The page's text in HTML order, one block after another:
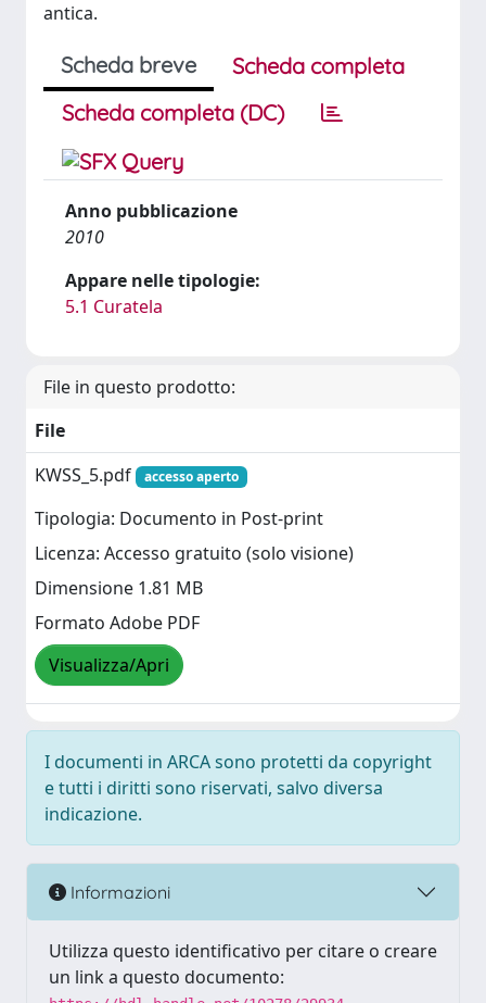
antica.
Scheda breve
Scheda completa
Scheda completa (DC)
Anno pubblicazione
2010
Appare nelle tipologie:
5.1 Curatela
File in questo prodotto:
File
KWSS_5.pdf
accesso aperto
Tipologia: Documento in Post-print
Licenza: Accesso gratuito (solo visione)
Dimensione 1.81 MB
Formato Adobe PDF
Visualizza/Apri
I documenti in ARCA sono protetti da copyright
e tutti i diritti sono riservati, salvo diversa
indicazione.
Informazioni
Utilizza questo identificativo per citare o creare
un link a questo documento: